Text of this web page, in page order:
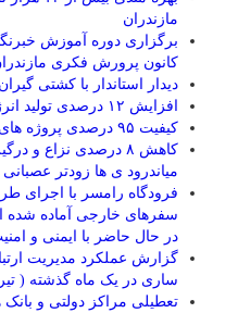
مازندران
برگزاری دوره آموزش
کانون پرورش فکری
دیدار استاندار با کشتی
افزایش ۱۲ درصدی تولید انرژی خالص در نیروگاه نکا
کیفیت ۹۵ درصدی پروژه های شهرداری ساری
کاهش ۸ درصدی نزاع و
میاندرود ی ها زودتر
فرودگاه رامسر با اجرای
در حال حاضر با ایمنی و
گزارش عملکرد مدیریت
ساری در یک ماه گذشته (